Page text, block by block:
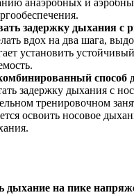
задержку дыхания с
вдох на два шага,
установить
способ
задержку дыхания с
тренировочном
освоить носовое
дыхание на пике